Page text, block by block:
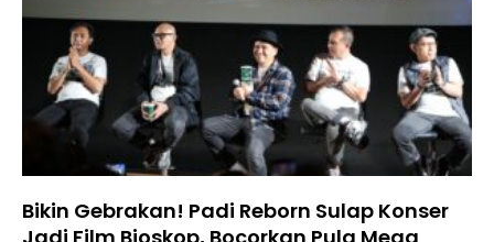
Bikin Gebrakan! Padi Reborn Sulap Konser